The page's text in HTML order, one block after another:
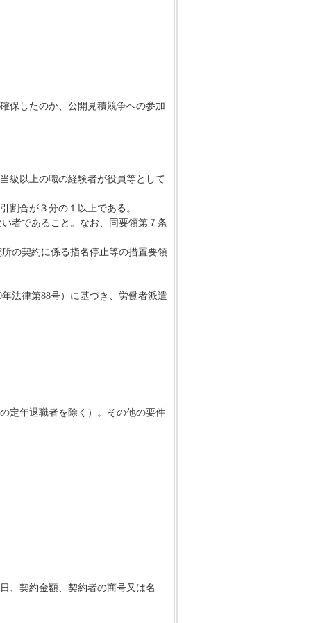
保したのか、公開見積競争への参加
以上の職の経験者が役員等として
合が３分の１以上である。
者であること。なお、同要領第７条
の契約に係る指名停止等の措置要領
法律第88号）に基づき、労働者派遣
年退職者を除く）。その他の要件
契約金額、契約者の商号又は名